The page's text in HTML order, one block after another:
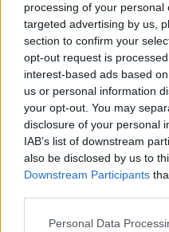
processing of your
targeted advertising by us,
section to confirm your
opt-out request is
interest-based ads based
us or personal information
your opt-out. You may
disclosure of your personal
IAB’s list of downstream
also be disclosed by us to
Downstream Participants
Please note that this
Personal Data
Μετά την πρόωρη
από τον Λευκό Οίκο,
ανάρτησή του στην
ότι ο πρόεδρος της
να επιστρέψει«όταν
ειρήνη».
ΟΜπράιαν Φίνουκαν
International Crisis
εμφάνιση του
αντιπροέδρου των